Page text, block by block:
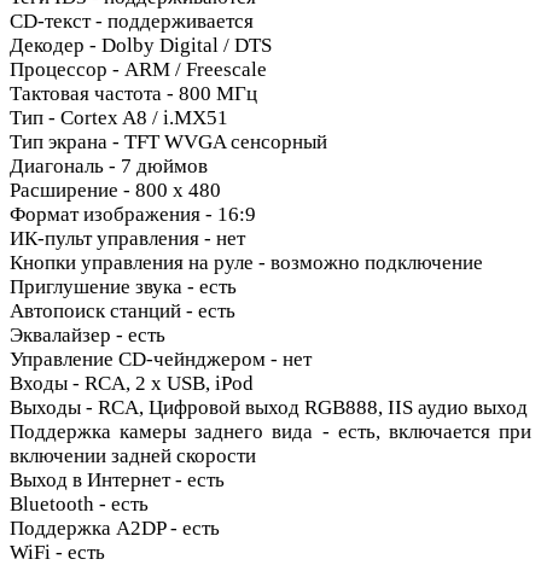
CD-текст - поддерживается
Декодер - Dolby Digital / DTS
Процессор - ARM / Freescale
Тактовая частота - 800 МГц
Тип - Cortex A8 / i.MX51
Тип экрана - TFT WVGA сенсорный
Диагональ - 7 дюймов
Расширение - 800 х 480
Формат изображения - 16:9
ИК-пульт управления - нет
Кнопки управления на руле - возможно подключение
Приглушение звука - есть
Автопоиск станций - есть
Эквалайзер - есть
Управление CD-чейнджером - нет
Входы - RCA, 2 x USB, iPod
Выходы - RCA, Цифровой выход RGB888, IIS аудио выход
Поддержка камеры заднего вида - есть, включается при
включении задней скорости
Выход в Интернет - есть
Bluetooth - есть
Поддержка A2DP - есть
WiFi - есть